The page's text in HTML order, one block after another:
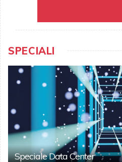
SPECIALI
Speciale Data Center